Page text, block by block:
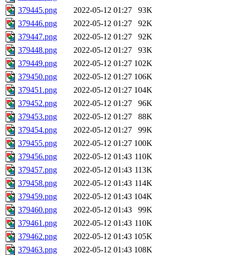
379445.png
2022-05-12 01:27
93K
379446.png
2022-05-12 01:27
92K
379447.png
2022-05-12 01:27
92K
379448.png
2022-05-12 01:27
93K
379449.png
2022-05-12 01:27 102K
379450.png
2022-05-12 01:27 106K
379451.png
2022-05-12 01:27 104K
379452.png
2022-05-12 01:27
96K
379453.png
2022-05-12 01:27
88K
379454.png
2022-05-12 01:27
99K
379455.png
2022-05-12 01:27 100K
379456.png
2022-05-12 01:43 110K
379457.png
2022-05-12 01:43 113K
379458.png
2022-05-12 01:43 114K
379459.png
2022-05-12 01:43 104K
379460.png
2022-05-12 01:43
99K
379461.png
2022-05-12 01:43 110K
379462.png
2022-05-12 01:43 105K
379463.png
2022-05-12 01:43 108K